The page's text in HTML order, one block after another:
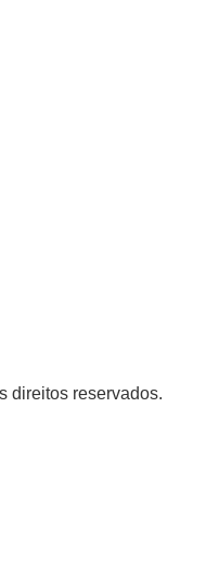
direitos reservados.